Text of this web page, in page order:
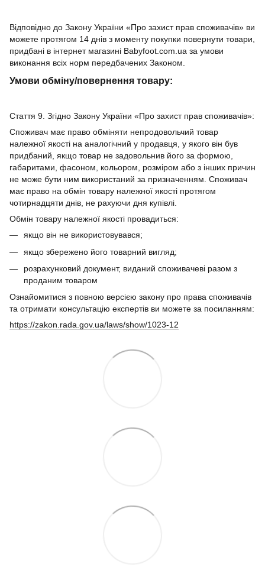
Відповідно до Закону України «Про захист прав споживачів» ви
можете протягом 14 днів з моменту покупки повернути товари,
придбані в інтернет магазині Babyfoot.com.ua за умови
виконання всіх норм передбачених Законом.
Умови обміну/повернення товару:
Стаття 9. Згідно Закону України «Про захист прав споживачів»:
Споживач має право обміняти непродовольчий товар
належної якості на аналогічний у продавця, у якого він був
придбаний, якщо товар не задовольнив його за формою,
габаритами, фасоном, кольором, розміром або з інших причин
не може бути ним використаний за призначенням. Споживач
має право на обмін товару належної якості протягом
чотирнадцяти днів, не рахуючи дня купівлі.
Обмін товару належної якості провадиться:
якщо він не використовувався;
якщо збережено його товарний вигляд;
розрахунковий документ, виданий споживачеві разом з
проданим товаром
Ознайомитися з повною версією закону про права споживачів
та отримати консультацію експертів ви можете за посиланням:
https://zakon.rada.gov.ua/laws/show/1023-12